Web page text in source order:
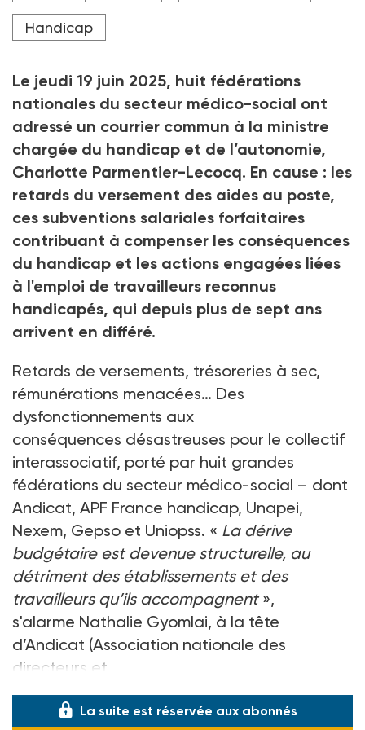
également directrice opérationnelle du secteur
travail à l’Apei de Metz et alentours (Moselle).
Handicap
Le jeudi 19 juin 2025, huit fédérations
nationales du secteur médico-social ont
adressé un courrier commun à la ministre
chargée du handicap et de l’autonomie,
Charlotte Parmentier-Lecocq. En cause : les
retards du versement des aides au poste,
ces subventions salariales forfaitaires
contribuant à compenser les conséquences
du handicap et les actions engagées liées
à l'emploi de travailleurs reconnus
handicapés, qui depuis plus de sept ans
arrivent en différé.
Retards de versements, trésoreries à sec,
rémunérations menacées… Des
dysfonctionnements aux
conséquences désastreuses pour le collectif
interassociatif, porté par huit grandes
fédérations du secteur médico-social – dont
Andicat, APF France handicap, Unapei,
Nexem, Gepso et Uniopss. « La dérive
budgétaire est devenue structurelle, au
détriment des établissements et des
travailleurs qu’ils accompagnent »,
s'alarme Nathalie Gyomlai, à la tête
d’Andicat (Association nationale des
directeurs et
La suite est réservée aux abonnés